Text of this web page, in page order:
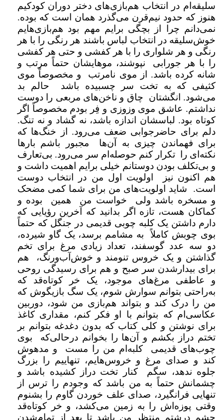
سلیقه‌ام در انتخاب هم‌بازی‌های دختر دوران کودکیم
هنوز که حدود نیم‌قرن می‌گذرد همان است که بوده.
نمی‌دانم چرا از بچگی برایم مهم بود هم‌بازی‌هایم
خوش‌سلیقه در انتخاب لباس باشند هر رنگی را با هر
رنگی و هر شلواری را با هر کفشی و حتی هر کفشی
را با هر جورابی نپوشند، موهایشان حتماً مرتب و
شانه کرده باشد. از موی نامرتب و مخصوصاً موی
کثیفی که به تخت سر چسبیده باشد حالم بد
می‌شود. انگشتان چاق و ناخن‌های مربعی را دوست
نداشتم. عاشق موی وزوزی و فِر بودم مخصوصاً اگر
کوتاه بود. لباسشان اندازه باشد، نه گشاد و نه تنگ.
دلم برای حاضرجوابی ضعف می‌رود. از خنگ‌ها که
برای فهماندن چیزی به آن‌ها مجبور باشم بارها
نکته‌ای را تکرار کنم حوصله‌ام سر می‌رود. بی‌تعارف
و بی‌تکلف بودن دوستانم خیلی برایم اهمیت داشت و
هم اکنون نیز اولویت اول من در انتخاب دوست
است. شاید اولویت‌های من برای شما کمی مضحک
و مسخره باشد ولی خواست من همین بوده و
کماکان هست، تازه اگر بدانید که آخرین رؤیایی که
دارم داشتن یک کلبه چوبی قدیمی در جنگل که حتماً
بوی چوبش کاملاً به مشامم برسد، یک گاو شیرده،
دو سه عدد گوسفند، تعداد زیادی مرغ برای تخم
گذاشتن و یک خروس تنومند و خوش‌آب‌ورنگ، هم
برای بیدارشدن سر صبح و هم برای رسیدگی روحی
و عاطفی مرغ‌های موجود، یک خر کوتاه‌قد که
به‌راحتی بتوانم سوارش شوم، یک سگ بازیگوش که
من را درک کند و بتواند هم‌بازی من شود، دوربین
عکاسی‌ام که بتوانم با او فکر کنم، مقداری کاغذ
برای نوشتن و کلی کتاب که بدون دغدغه بتوانم بر
تختم دراز بکشم و آن‌ها را بخوانم درحالی‌که بوی
چوب‌های قدیمی کلبه‌ام من را مست و مدهوش
کند و صدای مرغ و خروس‌هایم، تنهاییم را بزرگ
جلوه ندهد، سگم کنار تخت دراز کشیده باشد و
چشمانش حتماً به من باشد که وجودم را ترس از
تنهایی فرانگیرد، صدای علف خوردن گاوم را بشنوم
وقتی پوزه‌اش را به زمین می‌کشد، و خر کوتاه‌قد
چشم درشتم منتظر من باشد تا بعد از تمام‌شدن